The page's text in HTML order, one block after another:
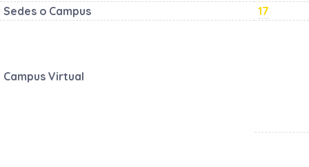
Sedes o Campus
17
Campus Virtual